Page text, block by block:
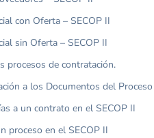
con Oferta – SECOP II
sin Oferta – SECOP II
procesos de contratación.
a los Documentos del Proceso
a un contrato en el SECOP II
proceso en el SECOP II